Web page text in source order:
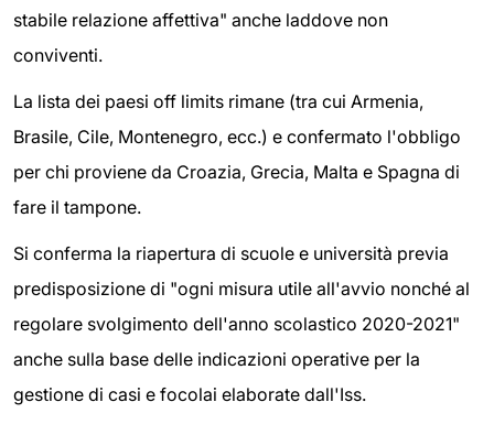
stabile relazione affettiva" anche laddove non
conviventi.
La lista dei paesi off limits rimane (tra cui Armenia,
Brasile, Cile, Montenegro, ecc.) e confermato l'obbligo
per chi proviene da Croazia, Grecia, Malta e Spagna di
fare il tampone.
Si conferma la riapertura di scuole e università previa
predisposizione di "ogni misura utile all'avvio nonché al
regolare svolgimento dell'anno scolastico 2020-2021"
anche sulla base delle indicazioni operative per la
gestione di casi e focolai elaborate dall'Iss.